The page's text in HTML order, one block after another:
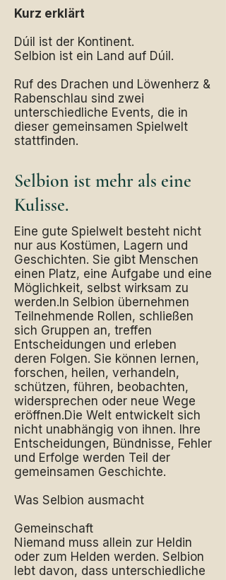
Kurz erklärt
Dúil ist der Kontinent.
Selbion ist ein Land auf Dúil.
Ruf des Drachen und Löwenherz &
Rabenschlau sind zwei
unterschiedliche Events, die in
dieser gemeinsamen Spielwelt
stattfinden.
Selbion ist mehr als eine
Kulisse.
Eine gute Spielwelt besteht nicht
nur aus Kostümen, Lagern und
Geschichten. Sie gibt Menschen
einen Platz, eine Aufgabe und eine
Möglichkeit, selbst wirksam zu
werden.In Selbion übernehmen
Teilnehmende Rollen, schließen
sich Gruppen an, treffen
Entscheidungen und erleben
deren Folgen. Sie können lernen,
forschen, heilen, verhandeln,
schützen, führen, beobachten,
widersprechen oder neue Wege
eröffnen.Die Welt entwickelt sich
nicht unabhängig von ihnen. Ihre
Entscheidungen, Bündnisse, Fehler
und Erfolge werden Teil der
gemeinsamen Geschichte.
Was Selbion ausmacht
Gemeinschaft
Niemand muss allein zur Heldin
oder zum Helden werden. Selbion
lebt davon, dass unterschiedliche